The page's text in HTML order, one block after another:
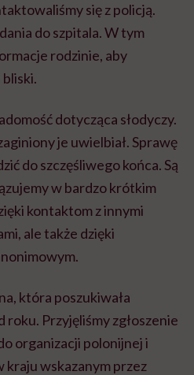
się z policją.
do szpitala. W tym
rodzinie, aby
dotycząca słodyczy.
je uwielbiał. Sprawę
do szczęśliwego końca. Są
w bardzo krótkim
kontaktom z innymi
ale także dzięki
która poszukiwała
roku. Przyjęliśmy zgłoszenie
organizacji polonijnej i
wskazanym przez